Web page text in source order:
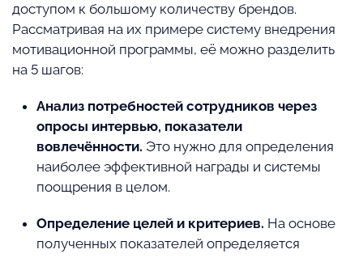
доступом к большому количеству брендов.
Рассматривая на их примере систему внедрения
мотивационной программы, её можно разделить
на 5 шагов:
Анализ потребностей сотрудников через
опросы интервью, показатели
вовлечённости. Это нужно для определения
наиболее эффективной награды и системы
поощрения в целом.
Определение целей и критериев. На основе
полученных показателей определяется